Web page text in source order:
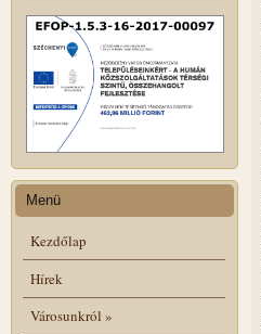
Menü
Kezdőlap
Hírek
Városunkról »